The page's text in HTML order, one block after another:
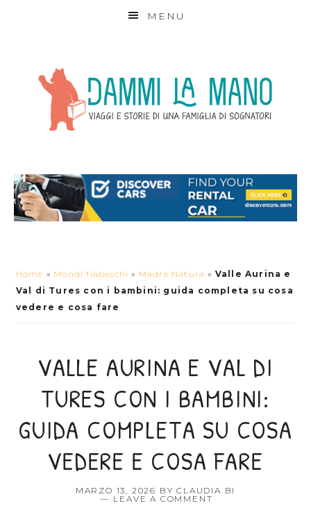
MENU
Home » Mondi fiabeschi » Madre Natura » Valle Aurina e
Val di Tures con i bambini: guida completa su cosa
vedere e cosa fare
VALLE AURINA E VAL DI
TURES CON I BAMBINI:
GUIDA COMPLETA SU COSA
VEDERE E COSA FARE
MARZO 13, 2026 BYCLAUDIA BI
LEAVE A COMMENT